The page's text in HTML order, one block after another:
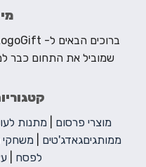
שמוביל את התחום כבר למעלה
מוצרי פרסום מתנות
ממותגיםגאדג'טים משחקי
לפסח